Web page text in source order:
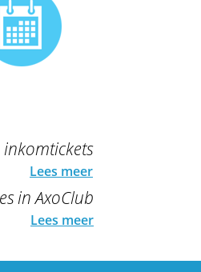
Lees meer
in AxoClub
Lees meer